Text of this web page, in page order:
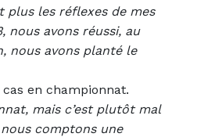
plus les réflexes de mes
nous avons réussi, au
nous avons planté le
en championnat.
mais c’est plutôt mal
comptons une